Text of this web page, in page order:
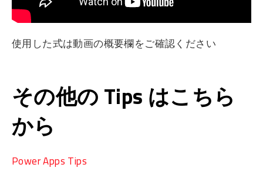
使用した式は動画の概要欄をご確認ください
その他の Tips はこちら
から
Power Apps Tips